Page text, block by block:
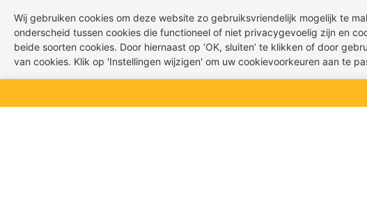
naar
Wij gebruiken cookies om deze website zo gebruiksvriendelijk mogelijk te
onderscheid tussen cookies die functioneel of niet privacygevoelig zijn en
beide soorten cookies. Door hiernaast op ‘OK, sluiten’ te klikken of door
van cookies. Klik op 'Instellingen wijzigen' om uw cookievoorkeuren aan te